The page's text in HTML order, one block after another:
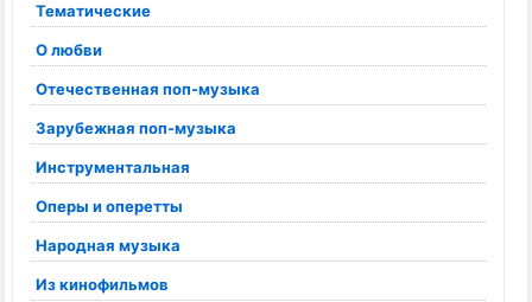
Тематические
О любви
Отечественная поп-музыка
Зарубежная поп-музыка
Инструментальная
Оперы и оперетты
Народная музыка
Из кинофильмов